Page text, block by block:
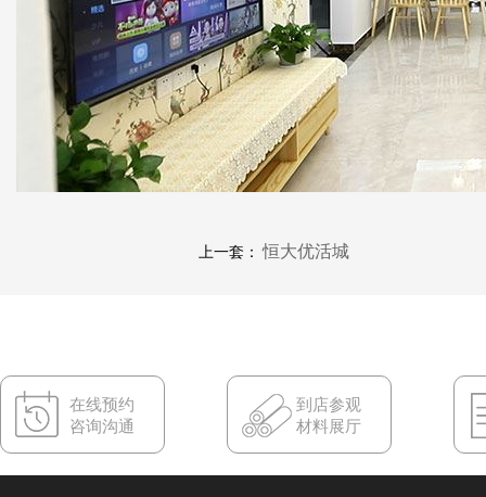
上一套： 恒大优活城
在线预约
咨询沟通
到店参观
材料展厅